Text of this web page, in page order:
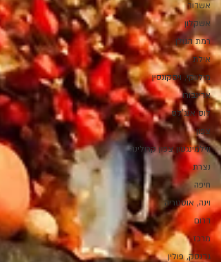
אשדוד
אשקלון
רמת הגולן
אילת
מילווקי, ויסקונסין
אדינבורו
לוס אנג'לס
צפון
ווילמינגטון צפון קרולינה
נצרת
חיפה
וינה, אוסטריה
דרום
מרכז
גדנסק, פולין